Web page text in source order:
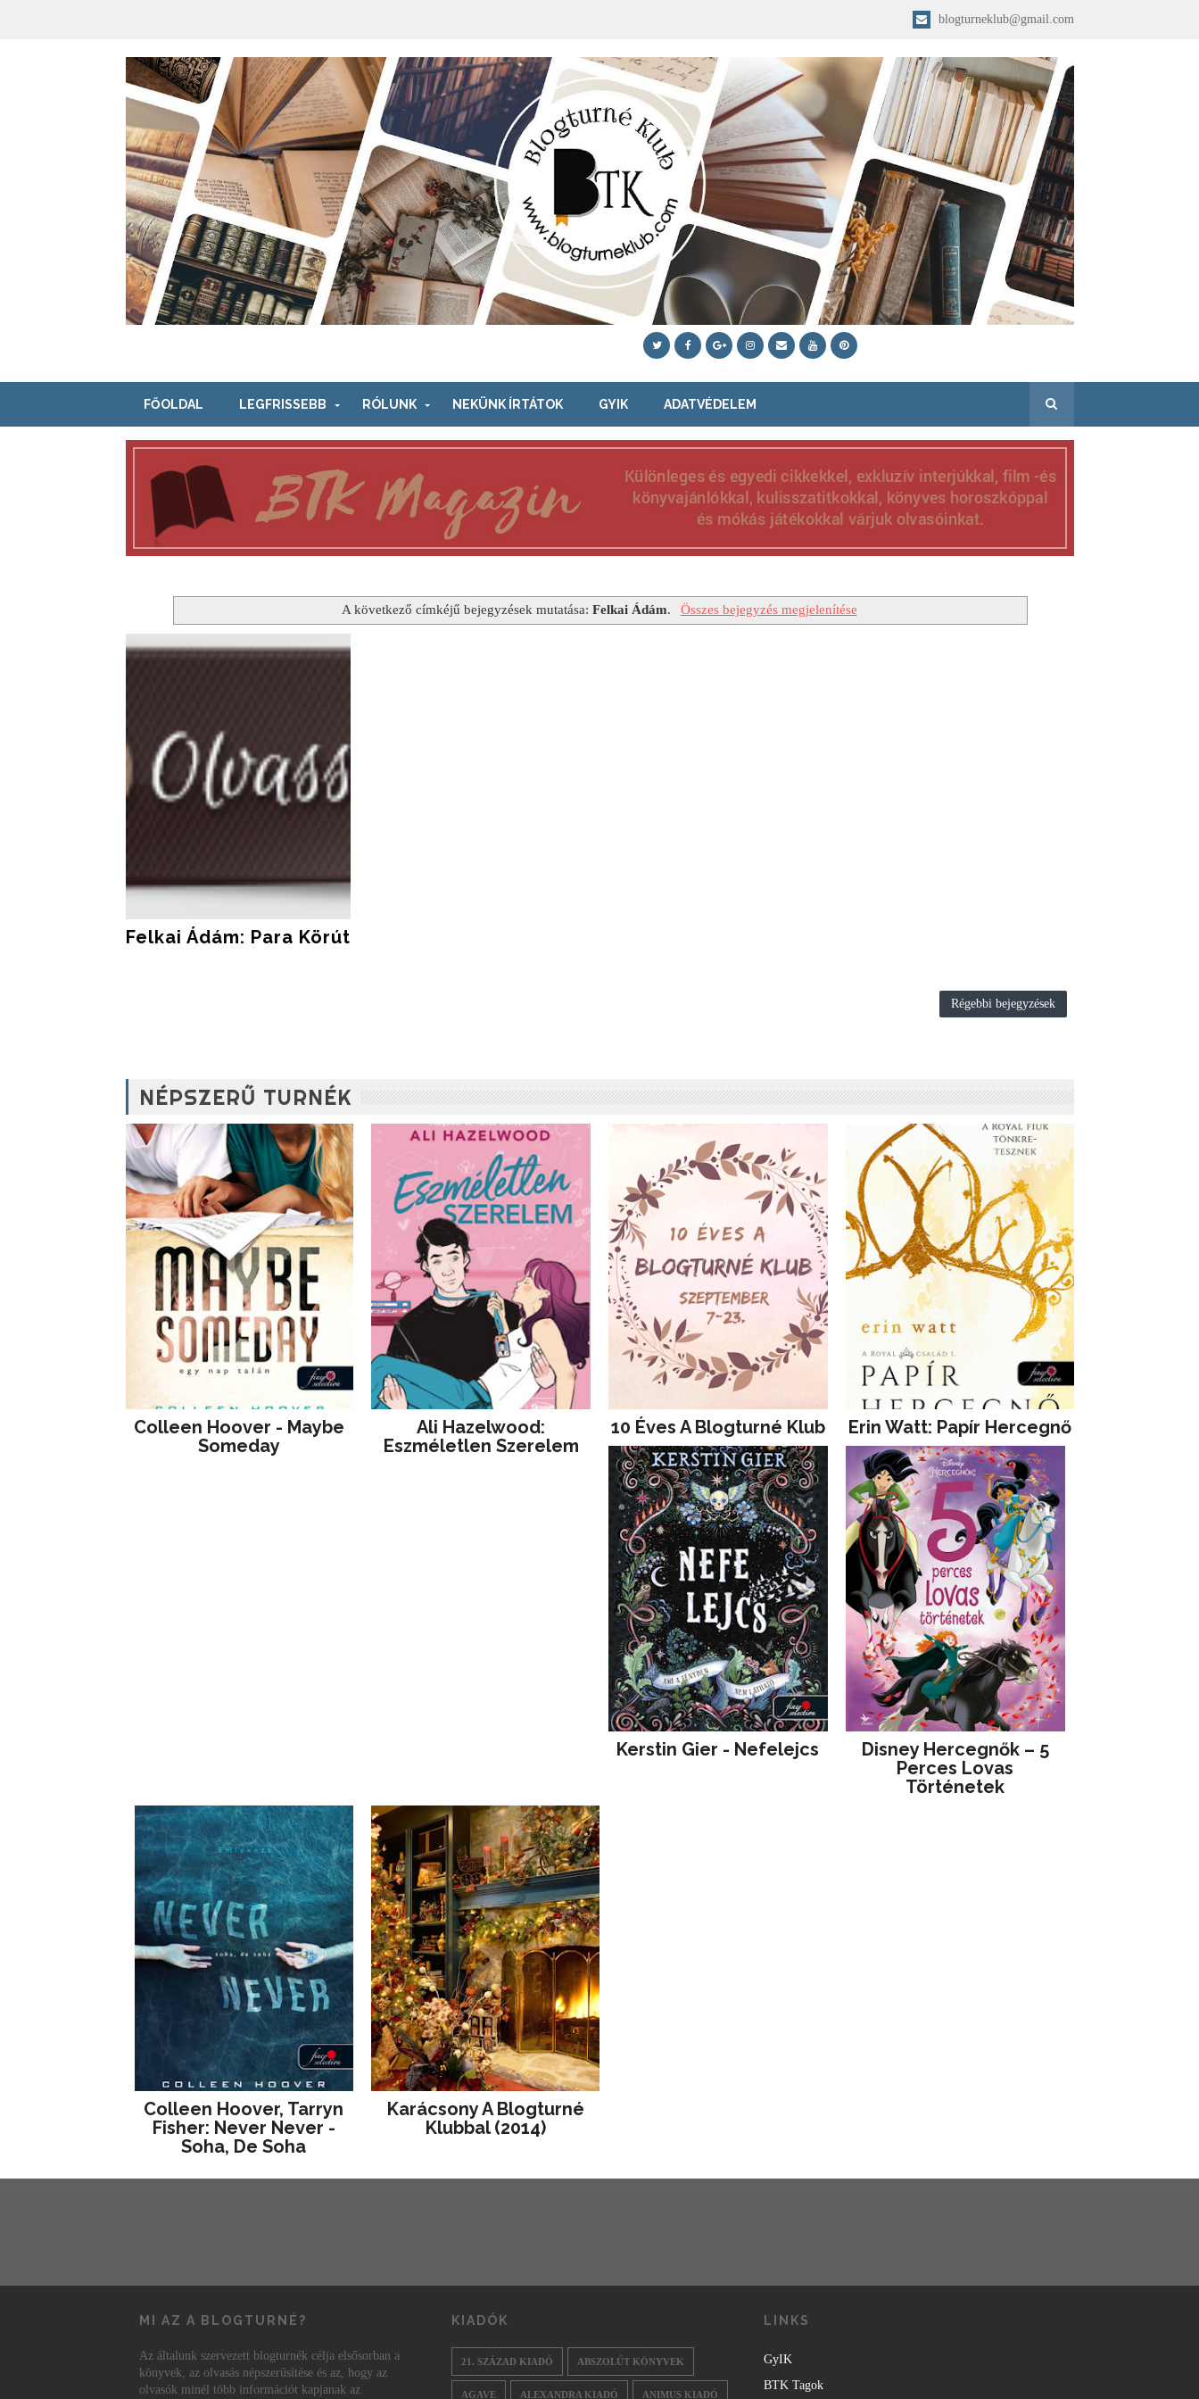
blogturneklub@gmail.com
FŐOLDAL LEGFRISSEBB RÓLUNK NEKÜNK ÍRTÁTOK GYIK ADATVÉDELEM
A következő címkéjű bejegyzések mutatása:Felkai Ádám. Összes bejegyzés megjelenítése
Felkai Ádám: Para Körút
Régebbi bejegyzések
NÉPSZERŰ TURNÉK
Colleen Hoover - Maybe
Someday
Ali Hazelwood:
Eszméletlen Szerelem
10 Éves A Blogturné Klub Erin Watt: Papír Hercegnő
Kerstin Gier - Nefelejcs
Disney ​Hercegnők – 5
Perces Lovas
Történetek
Colleen Hoover, Tarryn
Fisher: Never Never -
Soha, De Soha
Karácsony A Blogturné
Klubbal (2014)
MI AZ A BLOGTURNÉ?
Az általunk szervezett blogturnék célja elsősorban a
könyvek, az olvasás népszerűsítése és az, hogy az
olvasók minél több információt kapjanak az
KIADÓK
21. SZÁZAD KIADÓ ABSZOLÚT KÖNYVEK
AGAVE ALEXANDRA KIADÓ ANIMUS KIADÓ
LINKS
GyIK
BTK Tagok